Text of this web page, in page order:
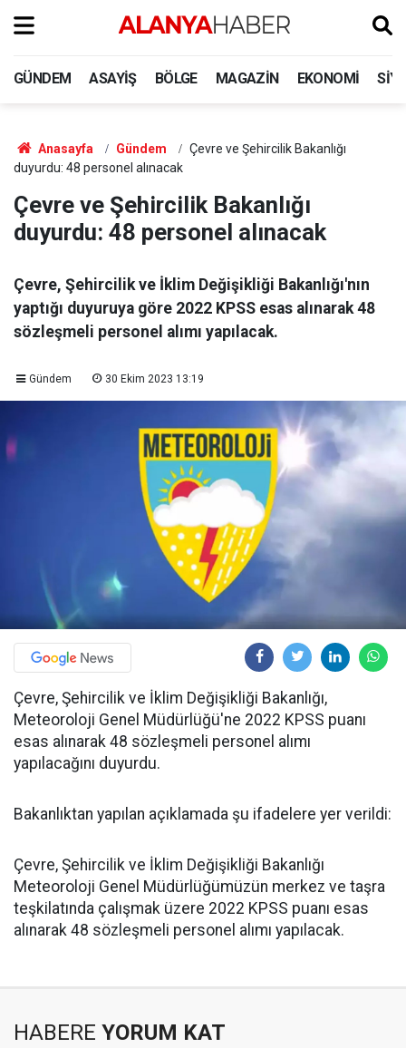
GÜNDEM ASAYIŞ BÖLGE MAGAZIN EKONOMI
Anasayfa Gündem
Çevre ve Şehircilik Bakanlığı
duyurdu: 48 personel alınacak
Çevre ve Şehircilik Bakanlığı
duyurdu: 48 personel alınacak
Çevre, Şehircilik ve İklim Değişikliği Bakanlığı'nın
yaptığı duyuruya göre 2022 KPSS esas alınarak 48
sözleşmeli personel alımı yapılacak.
Gündem 30 Ekim 2023 13:19
Çevre, Şehircilik ve İklim Değişikliği Bakanlığı,
Meteoroloji Genel Müdürlüğü'ne 2022 KPSS puanı
esas alınarak 48 sözleşmeli personel alımı
yapılacağını duyurdu.
Bakanlıktan yapılan açıklamada şu ifadelere yer verildi:
Çevre, Şehircilik ve İklim Değişikliği Bakanlığı
Meteoroloji Genel Müdürlüğümüzün merkez ve taşra
teşkilatında çalışmak üzere 2022 KPSS puanı esas
alınarak 48 sözleşmeli personel alımı yapılacak.
HABERE YORUM KAT